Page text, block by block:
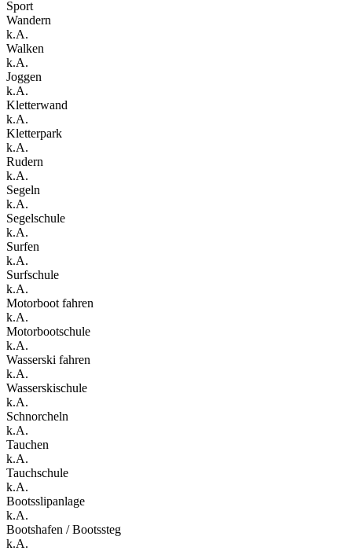
Sport
Wandern
k.A.
Walken
k.A.
Joggen
k.A.
Kletterwand
k.A.
Kletterpark
k.A.
Rudern
k.A.
Segeln
k.A.
Segelschule
k.A.
Surfen
k.A.
Surfschule
k.A.
Motorboot fahren
k.A.
Motorbootschule
k.A.
Wasserski fahren
k.A.
Wasserskischule
k.A.
Schnorcheln
k.A.
Tauchen
k.A.
Tauchschule
k.A.
Bootsslipanlage
k.A.
Bootshafen / Bootssteg
k.A.